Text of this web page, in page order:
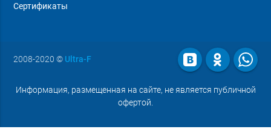
Сертификаты
2008-2020 © Ultra-F
Информация, размещенная на сайте, не является публичной
офертой.